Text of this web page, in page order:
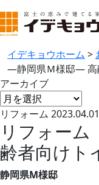
イデキョウホーム >
—静岡県Ｍ様邸— 高
アーカイブ
リフォーム 2023.04.01
リフォー
齢者向けト
静岡県M様邸